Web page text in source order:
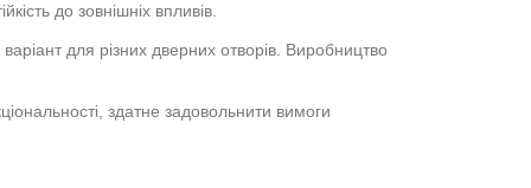
до зовнішніх впливів.
для різних дверних отворів. Виробництво
здатне задовольнити вимоги